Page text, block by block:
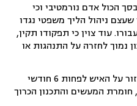
הכול אדם נורמטיבי וכי
ניהול הליך משפטי נגדו
עוד צוין כי תפקודו תקין,
נמוך לחזרה על התנהגות או
בשונה מכך, המדינה טענה שיש לגזור על האיש לפחות 6 חודשי
חומרת המעשים והתכנון הכרוך